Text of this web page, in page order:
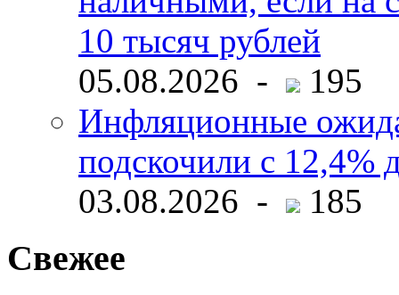
10 тысяч рублей
05.08.2026 -
195
Инфляционные
подскочили с 12,4%
03.08.2026 -
185
Свежее